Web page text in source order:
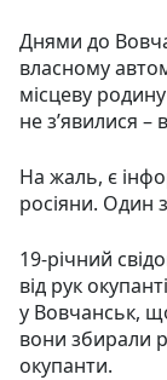
Днями до
власному
місцеву
не з’явилися
На жаль, є
росіяни. Один
19-річний
від рук
у Вовчанськ,
вони збирали
окупанти.